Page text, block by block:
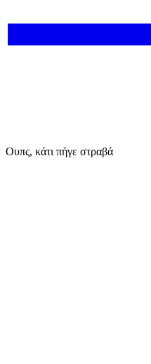
Ουπς, κάτι πήγε στραβά